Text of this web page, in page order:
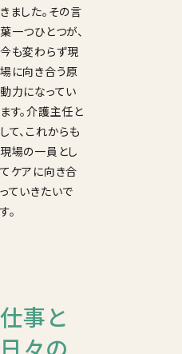
きました。その言
葉一つひとつが、
今も変わらず現
場に向き合う原
動力になってい
ます。介護主任と
して、これからも
現場の一員とし
てケアに向き合
っていきたいで
す。
仕事と
日々の